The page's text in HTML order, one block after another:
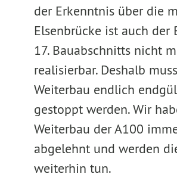
der Erkenntnis über die
Elsenbrücke ist auch der
17. Bauabschnitts nicht
realisierbar. Deshalb
Weiterbau endlich
gestoppt werden. Wir
Weiterbau der A100
abgelehnt und werden
weiterhin tun.